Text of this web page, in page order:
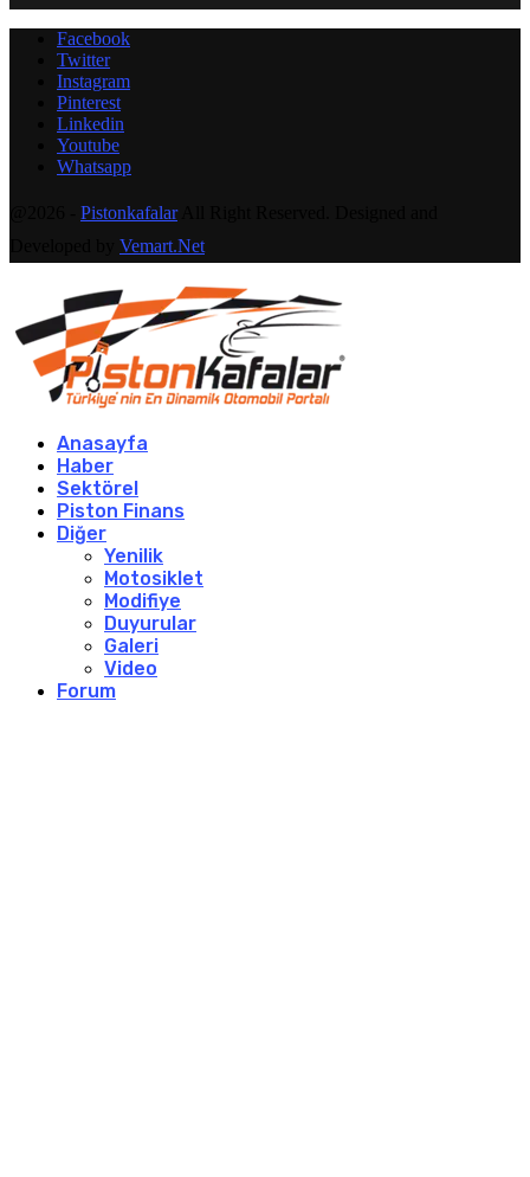
Facebook
Twitter
Instagram
Pinterest
Linkedin
Youtube
Whatsapp
PistonkafalarAll Right Reserved. Designed and
Vemart.Net
Anasayfa
Haber
Sektörel
Piston Finans
Diğer
Yenilik
Motosiklet
Modifiye
Duyurular
Galeri
Video
Forum